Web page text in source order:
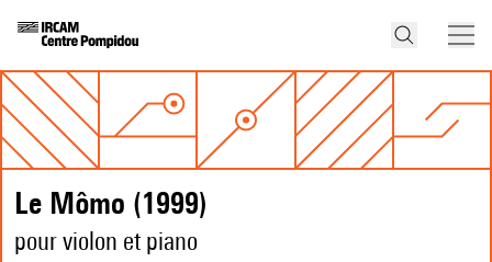
Le Mômo (1999)
pour violon et piano